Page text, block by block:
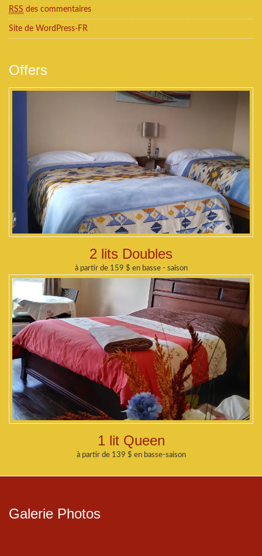
RSS des commentaires
Site de WordPress-FR
Offers
2 lits Doubles
à partir de 159 $ en basse - saison
1 lit Queen
à partir de 139 $ en basse-saison
Galerie Photos